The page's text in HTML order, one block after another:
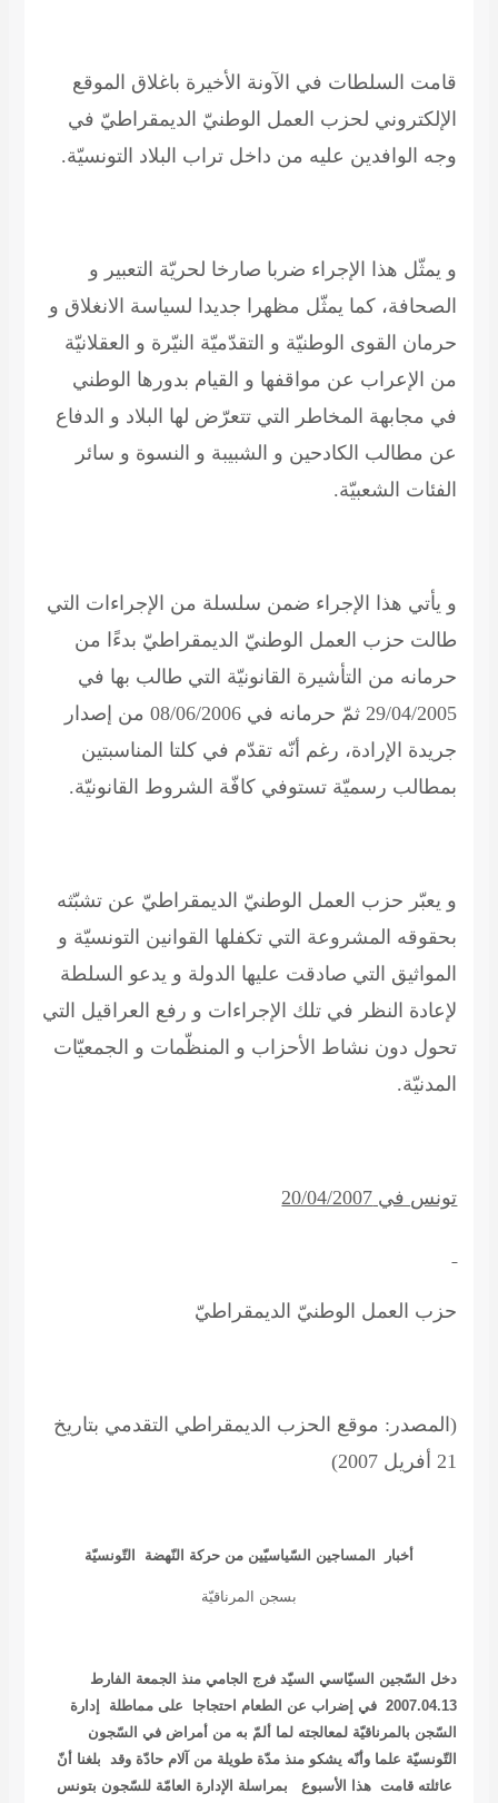
قامت السلطات في الآونة الأخيرة باغلاق الموقع
الإلكتروني لحزب العمل الوطنيّ الديمقراطيّ في
وجه الوافدين عليه من داخل تراب البلاد التونسيّة.
و يمثّل هذا الإجراء ضربا صارخا لحريّة التعبير و
الصحافة، كما يمثّل مظهرا جديدا لسياسة الانغلاق و
حرمان القوى الوطنيّة و التقدّميّة النيّرة و العقلانيّة
من الإعراب عن مواقفها و القيام بدورها الوطني
في مجابهة المخاطر التي تتعرّض لها البلاد و الدفاع
عن مطالب الكادحين و الشبيبة و النسوة و سائر
الفئات الشعبيّة.
و يأتي هذا الإجراء ضمن سلسلة من الإجراءات التي
طالت حزب العمل الوطنيّ الديمقراطيّ بدءًا من
حرمانه من التأشيرة القانونيّة التي طالب بها في
29/04/2005 ثمّ حرمانه في 08/06/2006 من إصدار
جريدة الإرادة، رغم أنّه تقدّم في كلتا المناسبتين
بمطالب رسميّة تستوفي كافّة الشروط القانونيّة.
و يعبّر حزب العمل الوطنيّ الديمقراطيّ عن تشبّثه
بحقوقه المشروعة التي تكفلها القوانين التونسيّة و
المواثيق التي صادقت عليها الدولة و يدعو السلطة
لإعادة النظر في تلك الإجراءات و رفع العراقيل التي
تحول دون نشاط الأحزاب و المنظّمات و الجمعيّات
المدنيّة.
تونس في 20/04/2007
حزب العمل الوطنيّ الديمقراطيّ
(المصدر: موقع الحزب الديمقراطي التقدمي بتاريخ
21 أفريل 2007)
أخبار المساجين السّياسيّين من حركة النّهضة التّونسيّة
بسجن المرناقيّة
دخل السّجين السيّاسي السيّد فرج الجامي منذ الجمعة الفارط
2007.04.13 في إضراب عن الطعام احتجاجا على مماطلة إدارة
السّجن بالمرناقيّة لمعالجته لما ألمّ به من أمراض في السّجون
التّونسيّة علما وأنّه يشكو منذ مدّة طويلة من آلام حادّة وقد بلغنا أنّ
عائلته قامت هذا الأسبوع بمراسلة الإدارة العامّة للسّجون بتونس